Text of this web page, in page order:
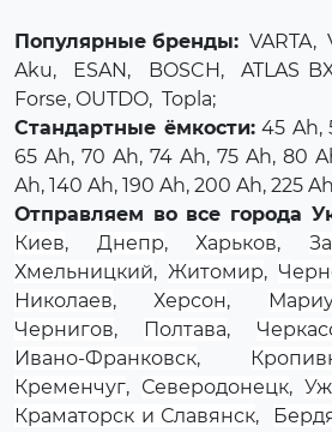
Популярные бренды: VARTA,
Aku, ESAN, BOSCH,ATLAS
Forse, OUTDO, Topla;
Стандартные ёмкости:45 Ah,
65 Ah, 70 Ah, 74 Ah, 75 Ah, 80
Ah, 140 Ah, 190 Ah, 200 Ah, 225 Ah
Отправляем во все города
Киев, Днепр, Харьков,
Хмельницкий, Житомир,
Николаев,Херсон,
Чернигов, Полтава,
Ивано-Франковск,
Кременчуг, Северодонецк,
Краматорск и Славянск,